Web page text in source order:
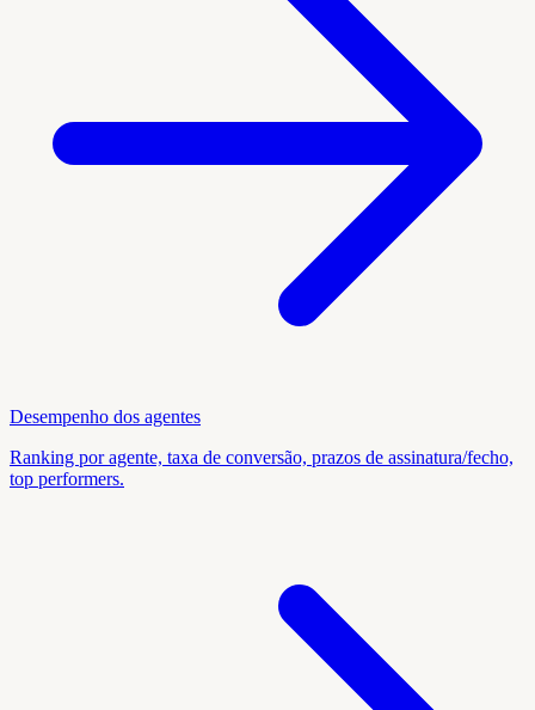
Desempenho dos agentes
Ranking por agente, taxa de conversão, prazos de assinatura/fecho,
top performers.